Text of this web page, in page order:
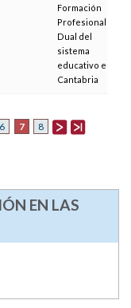
Formación
Profesional
Dual del
sistema
educativo en
Cantabria
6 7 8
EN LAS